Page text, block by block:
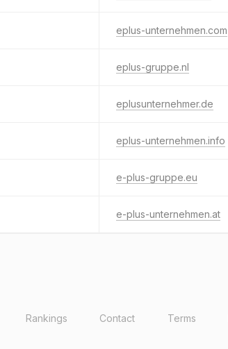
eplus-unternehmen.com
eplus-gruppe.nl
eplusunternehmer.de
eplus-unternehmen.info
e-plus-gruppe.eu
e-plus-unternehmen.at
Rankings Contact Terms